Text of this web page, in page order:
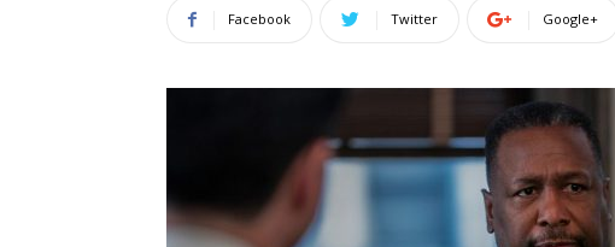
Facebook Twitter Google+